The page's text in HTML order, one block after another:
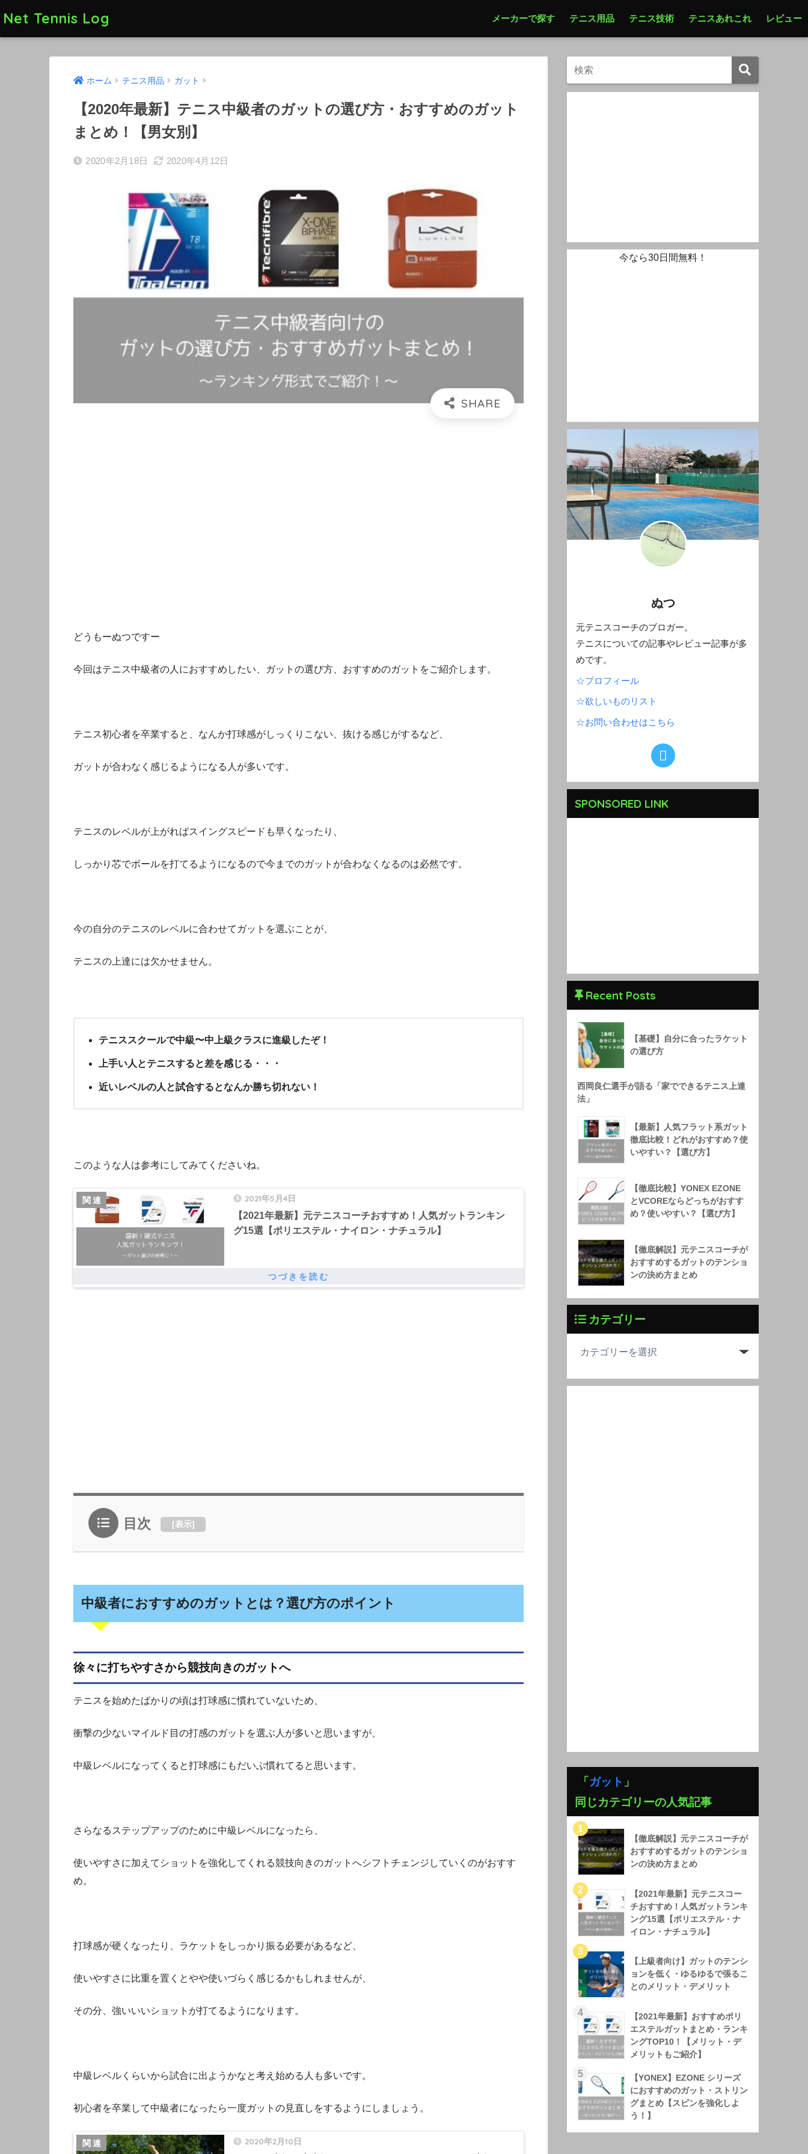
Net Tennis Log メーカーで探す テニス用品 テニス技術 テニスあれこれ レビュー
ホーム テニス用品 ガット
【2020年最新】テニス中級者のガットの選び方・おすすめのガット
まとめ！【男女別】
2020年2月18日 2020年4月12日
どうもーぬつですー
今回はテニス中級者の人におすすめしたい、ガットの選び方、おすすめのガットをご紹介します。
テニス初心者を卒業すると、なんか打球感がしっくりこない、抜ける感じがするなど、
ガットが合わなく感じるようになる人が多いです。
テニスのレベルが上がればスイングスピードも早くなったり、
しっかり芯でボールを打てるようになるので今までのガットが合わなくなるのは必然です。
今の自分のテニスのレベルに合わせてガットを選ぶことが、
テニスの上達には欠かせません。
テニススクールで中級〜中上級クラスに進級したぞ！
上手い人とテニスすると差を感じる・・・
近いレベルの人と試合するとなんか勝ち切れない！
このような人は参考にしてみてくださいね。
2021年5月4日
【2021年最新】元テニスコーチおすすめ！人気ガットランキン
グ15選【ポリエステル・ナイロン・ナチュラル】
目次 [表示]
中級者におすすめのガットとは？選び方のポイント
徐々に打ちやすさから競技向きのガットへ
テニスを始めたばかりの頃は打球感に慣れていないため、
衝撃の少ないマイルド目の打感のガットを選ぶ人が多いと思いますが、
中級レベルになってくると打球感にもだいぶ慣れてると思います。
さらなるステップアップのために中級レベルになったら、
使いやすさに加えてショットを強化してくれる競技向きのガットへシフトチェンジしていくのがおすす
め。
打球感が硬くなったり、ラケットをしっかり振る必要があるなど、
使いやすさに比重を置くとやや使いづらく感じるかもしれませんが、
その分、強いいいショットが打てるようになります。
中級レベルくらいから試合に出ようかなと考え始める人も多いです。
初心者を卒業して中級者になったら一度ガットの見直しをするようにしましょう。
2020年2月10日
今なら30日間無料！
ぬつ
元テニスコーチのブロガー。
テニスについての記事やレビュー記事が多
めです。
☆プロフィール
☆欲しいものリスト
☆お問い合わせはこちら
SPONSORED LINK
Recent Posts
【基礎】自分に合ったラケット
の選び方
西岡良仁選手が語る「家でできるテニス上達
法」
【最新】人気フラット系ガット
徹底比較！どれがおすすめ？使
いやすい？【選び方】
【徹底比較】YONEX EZONE
とVCOREならどっちがおすす
め？使いやすい？【選び方】
【徹底解説】元テニスコーチが
おすすめするガットのテンショ
ンの決め方まとめ
カテゴリー
「ガット 」
同じカテゴリーの人気記事
【徹底解説】元テニスコーチが
おすすめするガットのテンショ
ンの決め方まとめ
【2021年最新】元テニスコー
チおすすめ！人気ガットランキ
ング15選【ポリエステル・ナ
イロン・ナチュラル】
【上級者向け】ガットのテンシ
ョンを低く・ゆるゆるで張るこ
とのメリット・デメリット
【2021年最新】おすすめポリ
エステルガットまとめ・ランキ
ングTOP10！【メリット・デ
メリットもご紹介】
【YONEX】EZONE シリーズ
におすすめのガット・ストリン
グまとめ【スピンを強化しよ
う！】